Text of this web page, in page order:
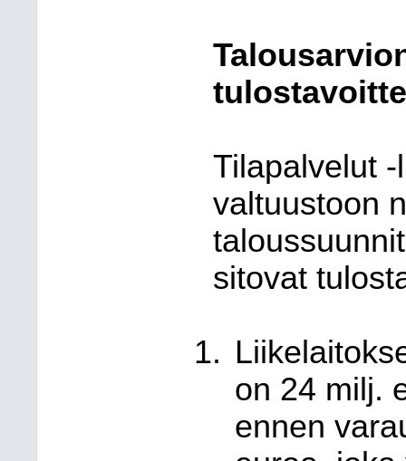
Tilapalvelut
valtuustoon
sitovat
on 24 milj.
ennen